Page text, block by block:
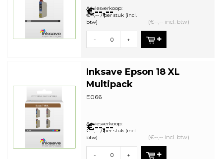
€--,--
Adviesverkoop:
€--,-- / per stuk (incl.
btw)
(€--,-- incl. btw)
- +
Inksave Epson 18 XL
Multipack
E066
€--,--
Adviesverkoop:
€--,-- / per stuk (incl.
btw)
(€--,-- incl. btw)
- +